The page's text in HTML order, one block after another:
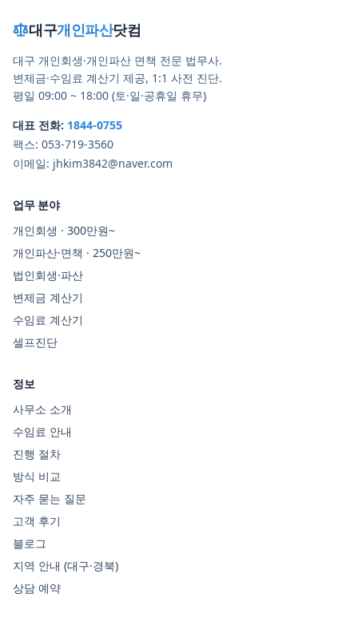
대구개인파산닷컴
대구 개인회생·개인파산 면책 전문 법무사.
변제금·수임료 계산기 제공, 1:1 사전 진단.
평일 09:00 ~ 18:00 (토·일·공휴일 휴무)
대표 전화: 1844-0755
팩스: 053-719-3560
이메일: jhkim3842@naver.com
업무 분야
개인회생 · 300만원~
개인파산·면책 · 250만원~
법인회생·파산
변제금 계산기
수임료 계산기
셀프진단
정보
사무소 소개
수임료 안내
진행 절차
방식 비교
자주 묻는 질문
고객 후기
블로그
지역 안내 (대구·경북)
상담 예약